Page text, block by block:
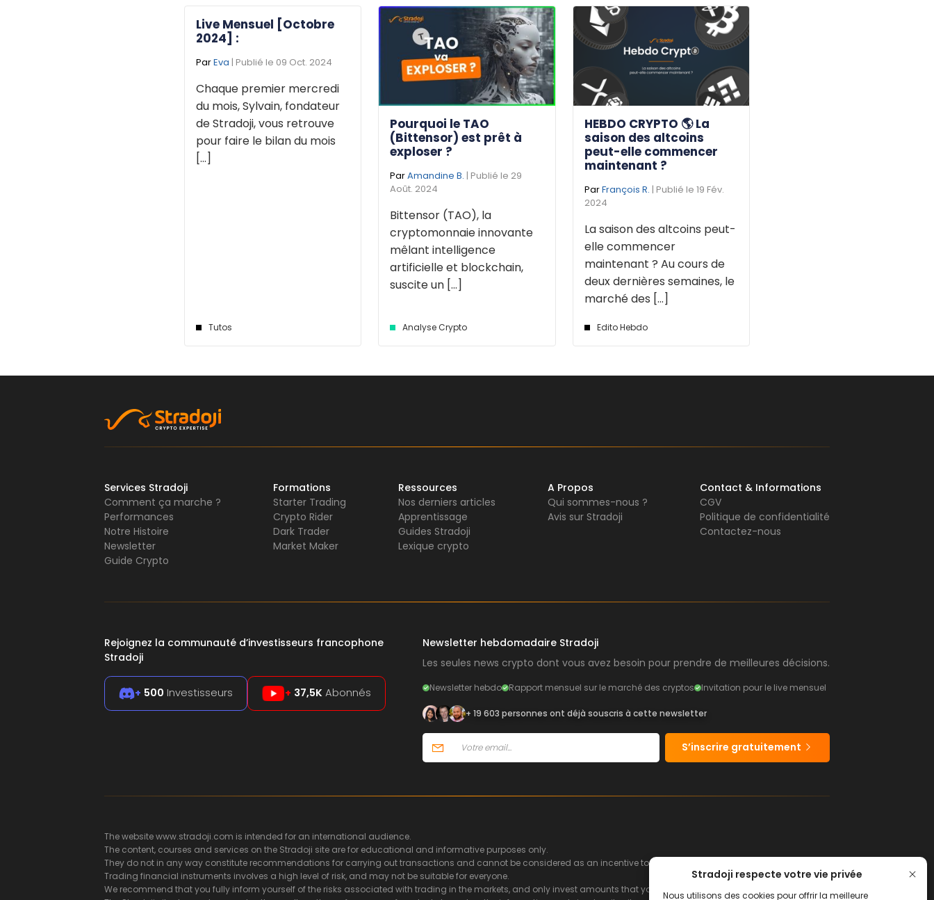
Stradoji respecte votre vie privée
Nous utilisons des cookies pour offrir la meilleure
Live Mensuel [Octobre
2024] :
ParEva | Publié le 09 Oct. 2024
Chaque premier mercredi
du mois, Sylvain, fondateur
de Stradoji, vous retrouve
pour faire le bilan du mois
[...]
Tutos
Pourquoi le TAO
(Bittensor) est prêt à
exploser ?
ParAmandine B. | Publié le 29
Août. 2024
Bittensor (TAO), la
cryptomonnaie innovante
mêlant intelligence
artificielle et blockchain,
suscite un [...]
Analyse Crypto
HEBDO CRYPTO 🌎 La
saison des altcoins
peut-elle commencer
maintenant ?
ParFrançois R. | Publié le 19 Fév.
2024
La saison des altcoins peut-
elle commencer
maintenant ? Au cours de
deux dernières semaines, le
marché des [...]
Edito Hebdo
Services Stradoji
Comment ça marche ?
Performances
Notre Histoire
Newsletter
Guide Crypto
Formations
Starter Trading
Crypto Rider
Dark Trader
Market Maker
Ressources
Nos derniers articles
Apprentissage
Guides Stradoji
Lexique crypto
A Propos
Qui sommes-nous ?
Avis sur Stradoji
Contact & Informations
CGV
Politique de confidentialité
Contactez-nous
Rejoignez la communauté d’investisseurs francophone
Stradoji
+ 500 Investisseurs + 37,5K Abonnés
Newsletter hebdomadaire Stradoji
Les seules news crypto dont vous avez besoin pour prendre de meilleures décisions.
Newsletter hebdo Rapport mensuel sur le marché des cryptos Invitation pour le live mensuel
+ 19 603 personnes ont déjà souscris à cette newsletter
S’inscrire gratuitement
The website www.stradoji.com is intended for an international audience.
The content, courses and services on the Stradoji site are for educational and informative purposes only.
They do not in any way constitute recommendations for carrying out transactions and cannot be considered as an incentive to buy or sell financial instruments.
Trading financial instruments involves a high level of risk, and may not be suitable for everyone.
We recommend that you fully inform yourself of the risks associated with trading in the markets, and only invest amounts that you can afford to lose.